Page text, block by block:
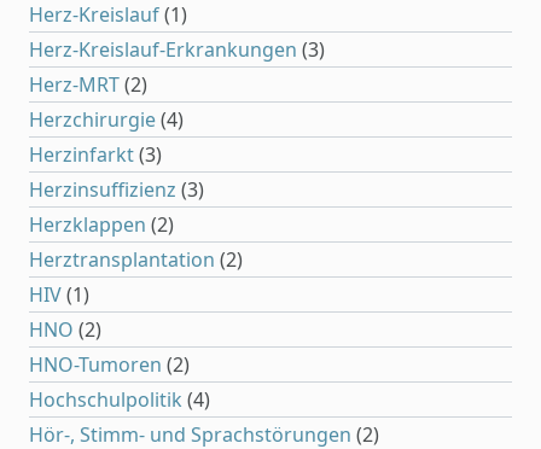
Herz-Kreislauf(1)
Herz-Kreislauf-Erkrankungen (3)
Herz-MRT(2)
Herzchirurgie(4)
Herzinfarkt(3)
Herzinsuffizienz (3)
Herzklappen (2)
Herztransplantation (2)
HIV(1)
HNO (2)
HNO-Tumoren (2)
Hochschulpolitik (4)
Hör-, Stimm- und Sprachstörungen (2)